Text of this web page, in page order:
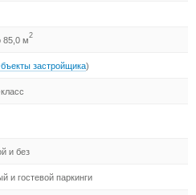
85,0 м2
застройщика)
и без
и гостевой паркинги